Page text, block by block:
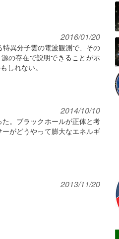
2016/01/20
異分子雲の電波観測で、その
の存在で説明できることが示
しれない。
2014/10/10
。ブラックホールが正体と考
がどうやって膨大なエネルギ
2013/11/20